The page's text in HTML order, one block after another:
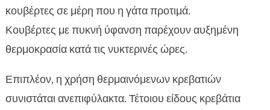
κουβέρτες σε μέρη που η γάτα προτιμά.
Κουβέρτες με πυκνή ύφανση παρέχουν αυξημένη
θερμοκρασία κατά τις νυκτερινές ώρες.
Επιπλέον, η χρήση θερμαινόμενων κρεβατιών
συνιστάται ανεπιφύλακτα. Τέτοιου είδους κρεβάτια